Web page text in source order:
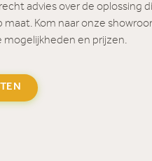
advies over de oplossing
maat. Kom naar onze
mogelijkheden en prijzen.